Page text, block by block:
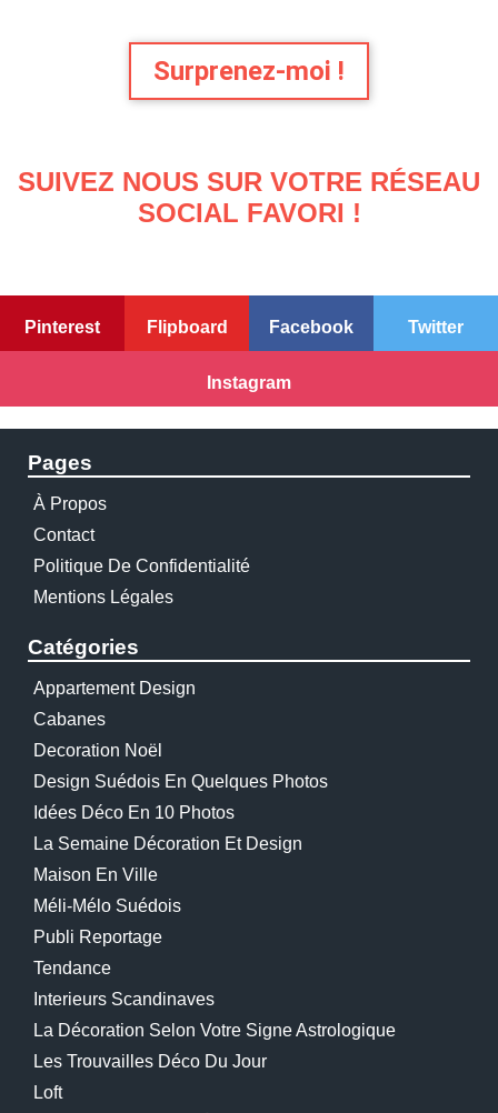
Surprenez-moi !
SUIVEZ NOUS SUR VOTRE RÉSEAU
SOCIAL FAVORI !
Pinterest Flipboard Facebook Twitter
Instagram
Pages
À Propos
Contact
Politique De Confidentialité
Mentions Légales
Catégories
Appartement Design
Cabanes
Decoration Noël
Design Suédois En Quelques Photos
Idées Déco En 10 Photos
La Semaine Décoration Et Design
Maison En Ville
Méli-Mélo Suédois
Publi Reportage
Tendance
Interieurs Scandinaves
La Décoration Selon Votre Signe Astrologique
Les Trouvailles Déco Du Jour
Loft